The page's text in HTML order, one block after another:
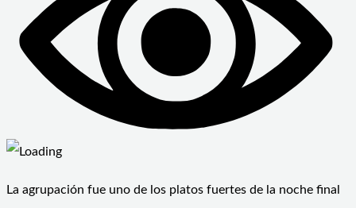
La agrupación fue uno de los platos fuertes de la noche final